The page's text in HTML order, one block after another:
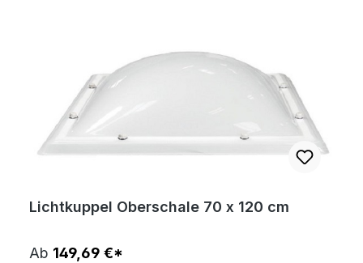
Lichtkuppel Oberschale 70 x 120 cm
Ab 149,69 €*